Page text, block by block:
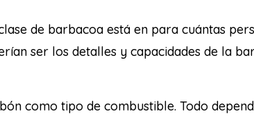
de barbacoa está en para cuántas
ser los detalles y capacidades de la
como tipo de combustible. Todo